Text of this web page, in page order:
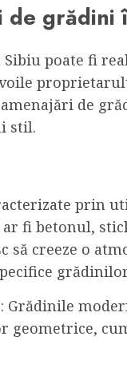
de grădini
poate fi
de
stil.
prin
fi betonul,
să creeze o
: Grădinile
geometrice,